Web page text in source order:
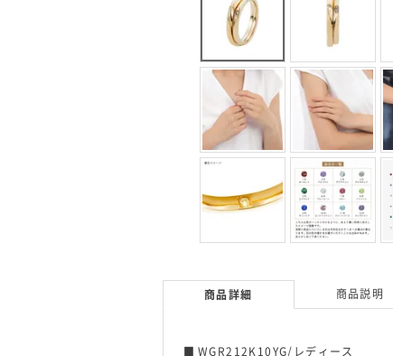
商品詳細 商品説明
WGR212K10YG/レディース